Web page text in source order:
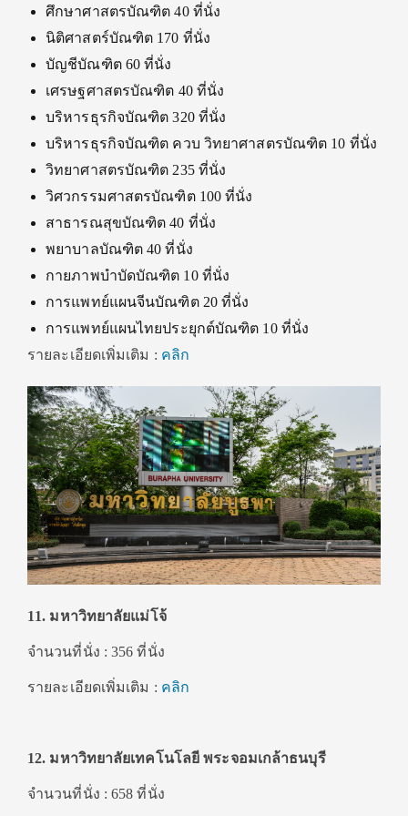
ศึกษาศาสตรบัณฑิต 40 ที่นั่ง
นิติศาสตร์บัณฑิต 170 ที่นั่ง
บัญชีบัณฑิต 60 ที่นั่ง
เศรษฐศาสตรบัณฑิต 40 ที่นั่ง
บริหารธุรกิจบัณฑิต 320 ที่นั่ง
บริหารธุรกิจบัณฑิต ควบ วิทยาศาสตรบัณฑิต 10 ที่นั่ง
วิทยาศาสตรบัณฑิต 235 ที่นั่ง
วิศวกรรมศาสตรบัณฑิต 100 ที่นั่ง
สาธารณสุขบัณฑิต 40 ที่นั่ง
พยาบาลบัณฑิต 40 ที่นั่ง
กายภาพบำบัดบัณฑิต 10 ที่นั่ง
การแพทย์แผนจีนบัณฑิต 20 ที่นั่ง
การแพทย์แผนไทยประยุกต์บัณฑิต 10 ที่นั่ง
รายละเอียดเพิ่มเติม : คลิก
11. มหาวิทยาลัยแม่โจ้
จำนวนที่นั่ง : 356 ที่นั่ง
รายละเอียดเพิ่มเติม : คลิก
12. มหาวิทยาลัยเทคโนโลยี พระจอมเกล้าธนบุรี
จำนวนที่นั่ง : 658 ที่นั่ง